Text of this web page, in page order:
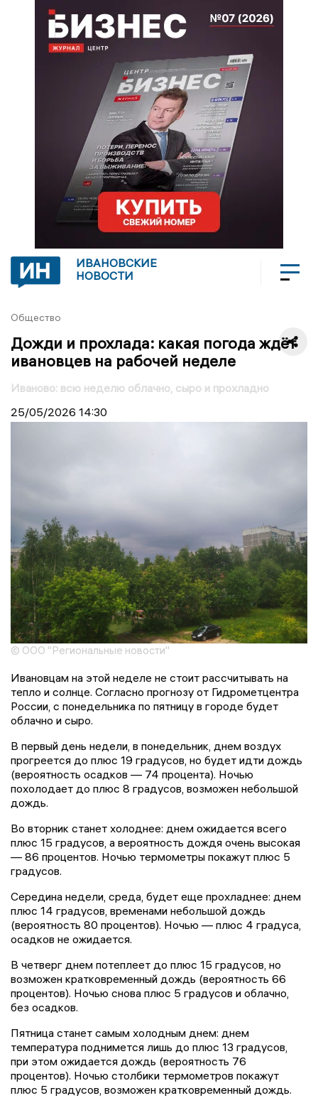
ИВАНОВСКИЕ
НОВОСТИ
Общество
Дожди и прохлада: какая погода ждёт
ивановцев на рабочей неделе
Иваново: всю неделю облачно, сыро и прохладно
25/05/2026 14:30
© ООО "Региональные новости"
Ивановцам на этой неделе не стоит рассчитывать на
тепло и солнце. Согласно прогнозу от Гидрометцентра
России, с понедельника по пятницу в городе будет
облачно и сыро.
В первый день недели, в понедельник, днем воздух
прогреется до плюс 19 градусов, но будет идти дождь
(вероятность осадков — 74 процента). Ночью
похолодает до плюс 8 градусов, возможен небольшой
дождь.
Во вторник станет холоднее: днем ожидается всего
плюс 15 градусов, а вероятность дождя очень высокая
— 86 процентов. Ночью термометры покажут плюс 5
градусов.
Середина недели, среда, будет еще прохладнее: днем
плюс 14 градусов, временами небольшой дождь
(вероятность 80 процентов). Ночью — плюс 4 градуса,
осадков не ожидается.
В четверг днем потеплеет до плюс 15 градусов, но
возможен кратковременный дождь (вероятность 66
процентов). Ночью снова плюс 5 градусов и облачно,
без осадков.
Пятница станет самым холодным днем: днем
температура поднимется лишь до плюс 13 градусов,
при этом ожидается дождь (вероятность 76
процентов). Ночью столбики термометров покажут
плюс 5 градусов, возможен кратковременный дождь.